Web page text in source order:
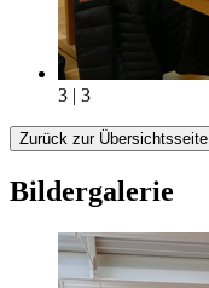
3 | 3
Zurück zur Übersichtsseite
Bildergalerie